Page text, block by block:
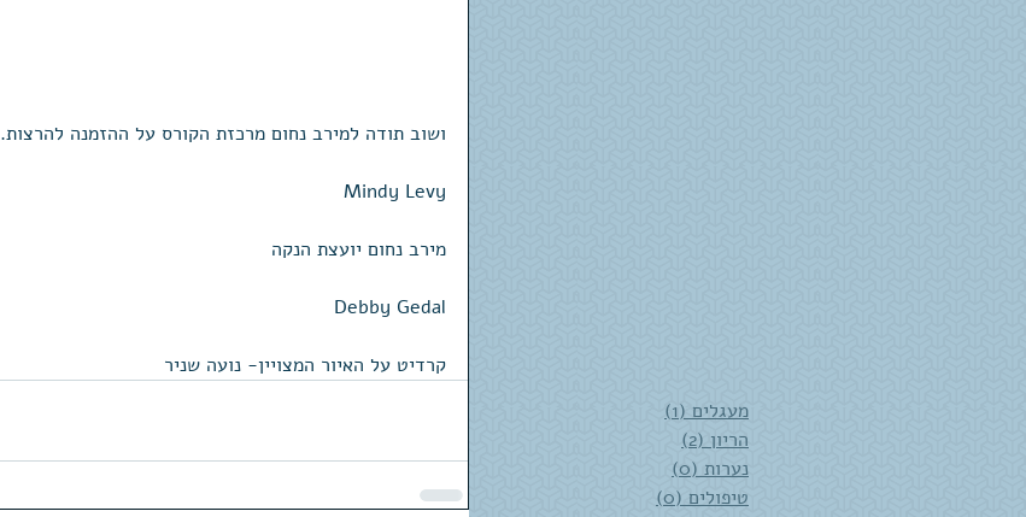
ושוב תודה למירב נחום מרכזת הקורס על ההזמנה להרצות.
Mindy Levy
מירב נחום יועצת הנקה
Debby Gedal
קרדיט על האיור המצויין- נועה שניר
מעגלים (1)
הריון (2)
נערות (0)
טיפולים (0)